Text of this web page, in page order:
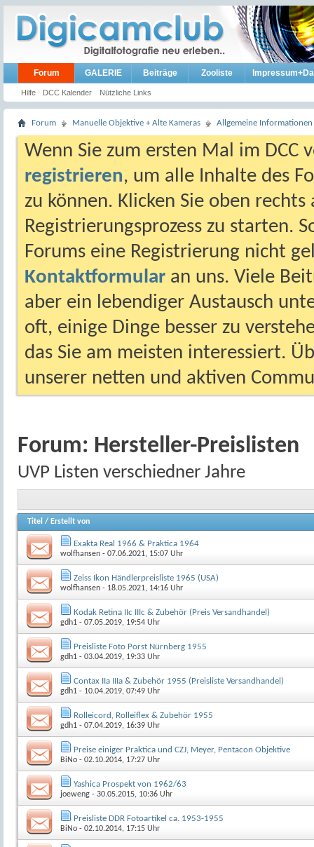
Forum
Hilfe DCC Kalender Nützliche Links
GALERIE Beiträge Zooliste
Forum Manuelle Objektive + Alte Kameras Allgemeine Informationen
Wenn Sie zum ersten Mal im DCC
registrieren, um alle Inhalte des
zu können. Klicken Sie oben
Registrierungsprozess zu starten.
Forums eine Registrierung nicht
Kontaktformular an uns. Viele
aber ein lebendiger Austausch
oft, einige Dinge besser zu
das Sie am meisten interessiert.
unserer netten und aktiven
Forum: Hersteller-Preislisten
UVP Listen verschiedner Jahre
Titel / Erstellt von
Exakta Real 1966 & Praktica 1964
wolfhansen - 07.06.2021, 15:07 Uhr
Zeiss Ikon Händlerpreisliste 1965 (USA)
wolfhansen - 18.05.2021, 14:16 Uhr
Kodak Retina IIc IIIc & Zubehör (Preis Versandhandel)
gdh1 - 07.05.2019, 19:54 Uhr
Preisliste Foto Porst Nürnberg 1955
gdh1 - 03.04.2019, 19:33 Uhr
Contax IIa IIIa & Zubehör 1955 (Preisliste Versandhandel)
gdh1 - 10.04.2019, 07:49 Uhr
Rolleicord, Rolleiflex & Zubehör 1955
gdh1 - 07.04.2019, 16:39 Uhr
Preise einiger Praktica und CZJ, Meyer, Pentacon Objektive
BiNo - 02.10.2014, 17:27 Uhr
Yashica Prospekt von 1962/63
joeweng - 30.05.2015, 10:36 Uhr
Preisliste DDR Fotoartikel ca. 1953-1955
BiNo - 02.10.2014, 17:15 Uhr